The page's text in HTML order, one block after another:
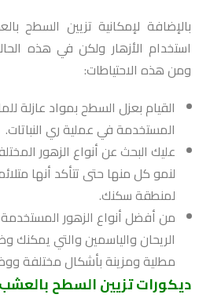
بالإضافة لإمكانية تزيين السطح
استخدام الأزهار ولكن في هذه
ومن هذه الاحتياطات:
القيام بعزل السطح بمواد عازلة
المستخدمة في عملية ري النباتات.
عليك البحث عن أنواع الزهور
لنمو كل منها حتى تتأكد أنها
لمنطقة سكنك.
من أفضل أنواع الزهور المستخدمة
الريحان والياسمين والتي
مطلية ومزينة بأشكال مختلفة
ديكورات تزيين السطح